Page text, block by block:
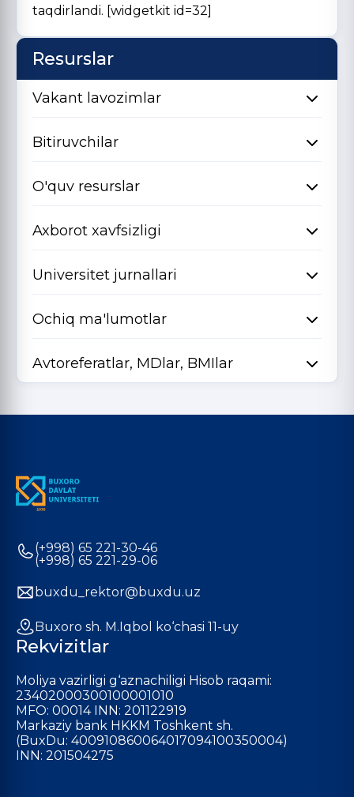
taqdirlandi. [widgetkit id=32]
Resurslar
Vakant lavozimlar
Bitiruvchilar
O'quv resurslar
Axborot xavfsizligi
Universitet jurnallari
Ochiq ma'lumotlar
Avtoreferatlar, MDlar, BMIlar
(+998) 65 221-30-46
(+998) 65 221-29-06
buxdu_rektor@buxdu.uz
Buxoro sh. M.Iqbol ko‘chasi 11-uy
Rekvizitlar
Moliya vazirligi g‘aznachiligi Hisob raqami:
23402000300100001010
MFO: 00014 INN: 201122919
Markaziy bank HKKM Toshkent sh.
(BuxDu: 400910860064017094100350004)
INN: 201504275